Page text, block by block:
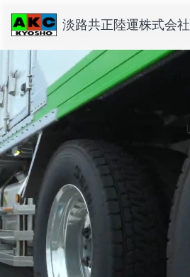
淡路共正陸運株式会社